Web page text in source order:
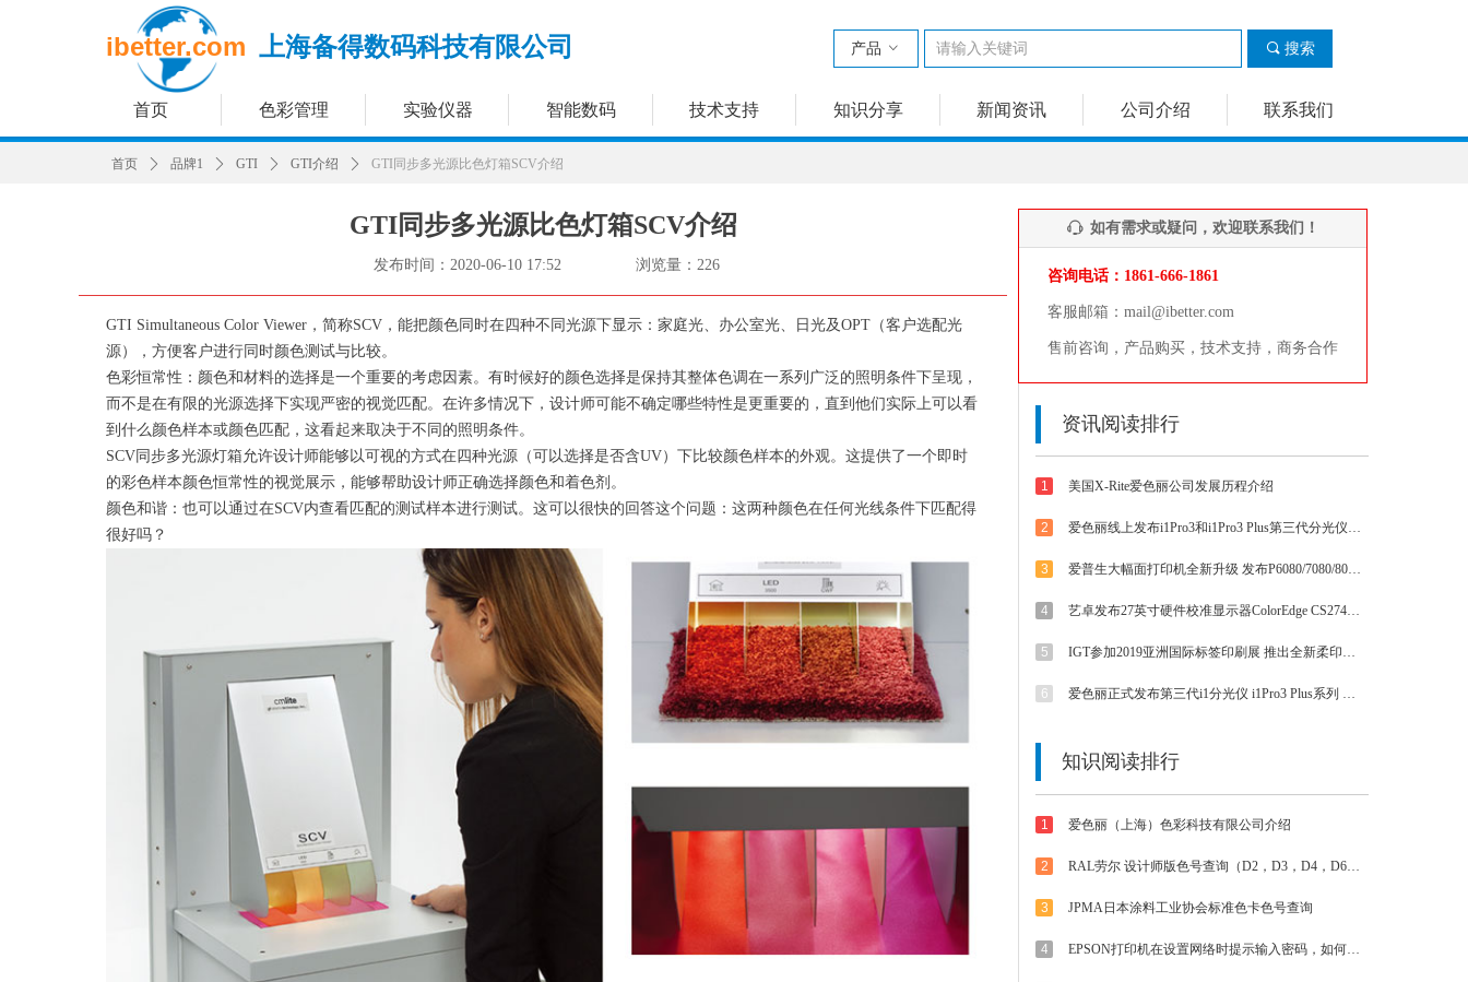
首页 色彩管理 实验仪器 智能数码 技术支持 知识分享 新闻资讯 公司介绍 联系我们
끠 搜索
产品 ꀁ
ibetter.com 上海备得数码科技有限公司
GTI同步多光源比色灯箱SCV介绍
发布时间： 2020-06-10 17:52 浏览量： 226
GTI Simultaneous Color Viewer，简称SCV，能把颜色同时在四种不同光源下显示：家庭光、办公室光、日光及OPT（客户选配光
源），方便客户进行同时颜色测试与比较。
色彩恒常性：颜色和材料的选择是一个重要的考虑因素。有时候好的颜色选择是保持其整体色调在一系列广泛的照明条件下呈现，
而不是在有限的光源选择下实现严密的视觉匹配。在许多情况下，设计师可能不确定哪些特性是更重要的，直到他们实际上可以看
到什么颜色样本或颜色匹配，这看起来取决于不同的照明条件。
SCV同步多光源灯箱允许设计师能够以可视的方式在四种光源（可以选择是否含UV）下比较颜色样本的外观。这提供了一个即时
的彩色样本颜色恒常性的视觉展示，能够帮助设计师正确选择颜色和着色剂。
颜色和谐：也可以通过在SCV内查看匹配的测试样本进行测试。这可以很快的回答这个问题：这两种颜色在任何光线条件下匹配得
很好吗？
首页 ꄲ 品牌1 ꄲ GTI ꄲ GTI介绍 ꄲ GTI同步多光源比色灯箱SCV介绍
资讯阅读排行
美国X-Rite爱色丽公司发展历程介绍
爱色丽线上发布i1Pro3和i1Pro3 Plus第三代分光仪 外观/速度/精度/光源等都有提升
爱普生大幅面打印机全新升级 发布P6080/7080/8080/9080 体验影像魅力
艺卓发布27英寸硬件校准显示器ColorEdge CS2740 4K UHD分辨率和Type-C接口
IGT参加2019亚洲国际标签印刷展 推出全新柔印标签打样方案
爱色丽正式发布第三代i1分光仪 i1Pro3 Plus系列 大孔径大不同
爱色丽（上海）色彩科技有限公司介绍
RAL劳尔 设计师版色号查询（D2，D3，D4，D6，D8，D9等色卡）
JPMA日本涂料工业协会标准色卡色号查询
EPSON打印机在设置网络时提示输入密码，如何解决？
知识阅读排行
ꁱ 如有需求或疑问，欢迎联系我们！
咨询电话：1861-666-1861
客服邮箱：mail@ibetter.com
售前咨询，产品购买，技术支持，商务合作